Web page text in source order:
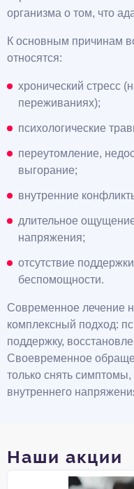
организма о том, что
К основным причинам
относятся:
хронический стресс
переживаниях);
психологические
переутомление,
выгорание;
внутренние
длительное
напряжения;
отсутствие
беспомощности.
Современное лечение
комплексный подход:
поддержку,
Своевременное
только снять
внутреннего
Наши акции